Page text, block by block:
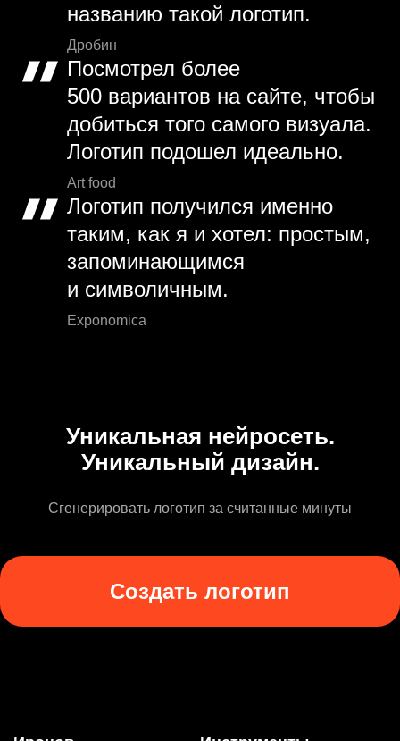
названию такой логотип.
Дробин
Посмотрел более
500 вариантов на сайте, чтобы
добиться того самого визуала.
Логотип подошел идеально.
Art food
Логотип получился именно
таким, как я и хотел: простым,
запоминающимся
и символичным.
Exponomica
Уникальная нейросеть.
Уникальный дизайн.
Сгенерировать логотип за считанные минуты
Создать логотип